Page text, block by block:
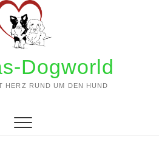
Dogworld
HERZ RUND UM DEN HUND